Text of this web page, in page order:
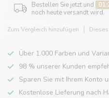
Bestellen Sie jetzt und
noch heute versandt wird.
Zum Vergleich hinzufügen
Über 1.000 Farben und
98 % unserer Kunden
Sparen Sie mit Ihrem Konto
Kostenlose Lieferung nach